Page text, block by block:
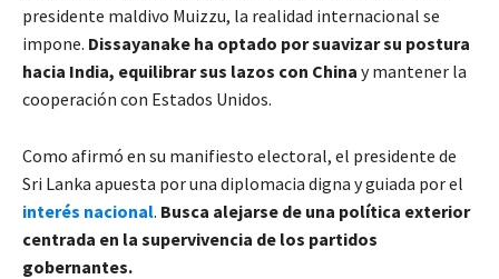
presidente maldivo Muizzu, la realidad internacional se
impone. Dissayanake ha optado por suavizar su postura
hacia India, equilibrar sus lazos con China y mantener la
cooperación con Estados Unidos.
Como afirmó en su manifiesto electoral, el presidente de
Sri Lanka apuesta por una diplomacia digna y guiada por el
interés nacional. Busca alejarse de una política exterior
centrada en la supervivencia de los partidos
gobernantes.